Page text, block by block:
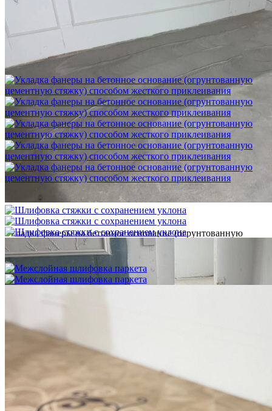
Шлифовка стяжки с сохранением уклона
1 500 ₽
Укладка фанеры на бетонное основание (огрунтованную
цементную стяжку) способом жесткого приклеивания
750 ₽